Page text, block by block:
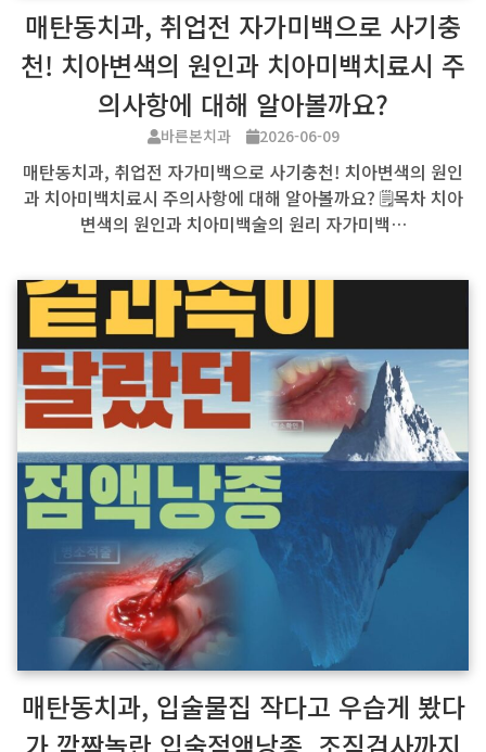
매탄동치과, 취업전 자가미백으로 사기충
천! 치아변색의 원인과 치아미백치료시 주
의사항에 대해 알아볼까요?
바른본치과 2026-06-09
매탄동치과, 취업전 자가미백으로 사기충천! 치아변색의 원인
과 치아미백치료시 주의사항에 대해 알아볼까요? 🗒️목차 치아
변색의 원인과 치아미백술의 원리 자가미백…
매탄동치과, 입술물집 작다고 우습게 봤다